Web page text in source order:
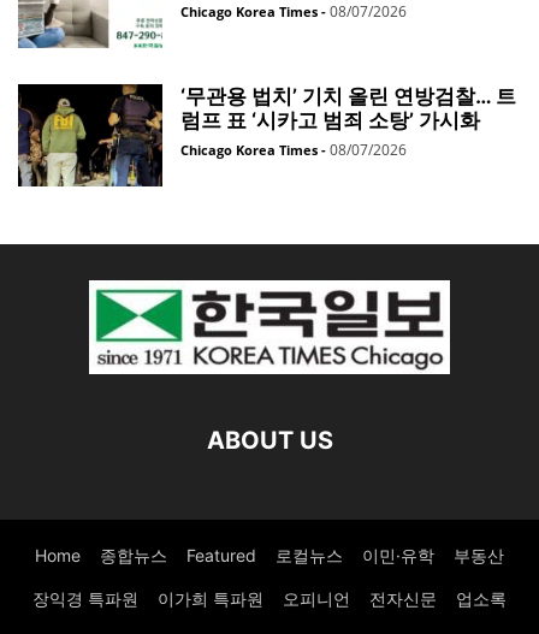
Chicago Korea Times - 08/07/2026
‘무관용 법치’ 기치 올린 연방검찰… 트
럼프 표 ‘시카고 범죄 소탕’ 가시화
Chicago Korea Times - 08/07/2026
ABOUT US
Home 종합뉴스 Featured 로컬뉴스 이민·유학 부동산
장익경 특파원 이가희 특파원 오피니언 전자신문 업소록